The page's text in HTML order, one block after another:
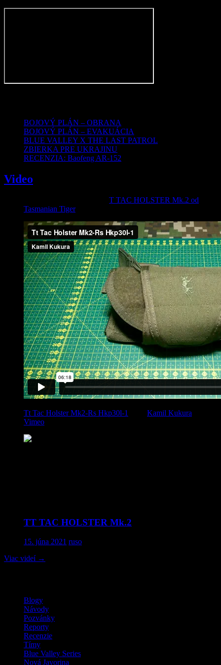
BOJOVÝ PLÁN – OBRANA
BOJOVÝ PLÁN – EVAKUÁCIA
BLUE VALLEY X THE LAST PATROL
ZBIERKA PRE UKRAJINU
RECENZIA: Baofeng AR-152
Video
T TAC HOLSTER Mk.2 od
Tasmanian Tiger
Tt Tac Holster Mk2-Rs Hkp30l-1 Kamil Kukura
Vimeo
TT TAC HOLSTER Mk.2
15. júna 2021 ruso
Viac videí →
Blogy
Návody
Pozvánky
Reporty
Recenzie
Tímy
Blue Valley Series
Nová Javorina